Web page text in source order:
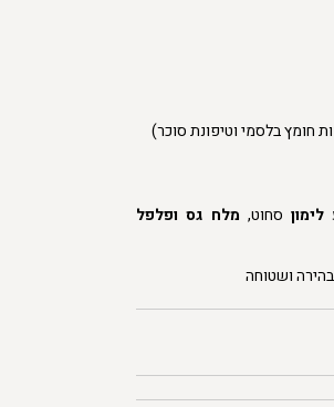
חומץ בלסמי וטיפונת סוכר)
לימון סחוט, מלח גס ופלפל